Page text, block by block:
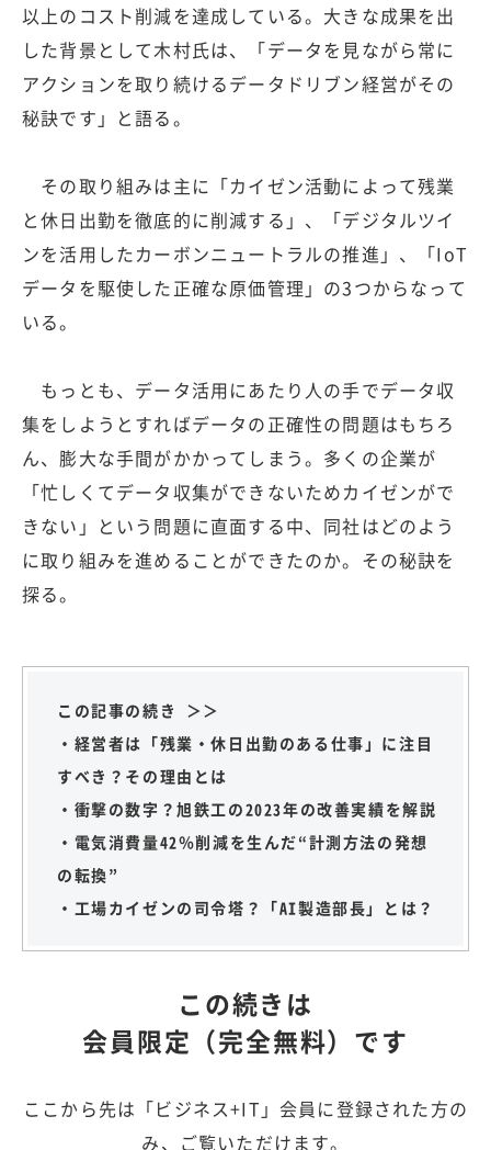
以上のコスト削減を達成している。大きな成果を出
した背景として木村氏は、「データを見ながら常に
アクションを取り続けるデータドリブン経営がその
秘訣です」と語る。
その取り組みは主に「カイゼン活動によって残業
と休日出勤を徹底的に削減する」、「デジタルツイ
ンを活用したカーボンニュートラルの推進」、「IoT
データを駆使した正確な原価管理」の3つからなって
いる。
もっとも、データ活用にあたり人の手でデータ収
集をしようとすればデータの正確性の問題はもちろ
ん、膨大な手間がかかってしまう。多くの企業が
「忙しくてデータ収集ができないためカイゼンがで
きない」という問題に直面する中、同社はどのよう
に取り組みを進めることができたのか。その秘訣を
探る。
この記事の続き ＞＞
・経営者は「残業・休日出勤のある仕事」に注目
すべき？その理由とは
・衝撃の数字？旭鉄工の2023年の改善実績を解説
・電気消費量42％削減を生んだ“計測方法の発想
の転換”
・工場カイゼンの司令塔？「AI製造部長」とは？
この続きは
会員限定（完全無料）です
ここから先は「ビジネス+IT」会員に登録された方の
み、ご覧いただけます。